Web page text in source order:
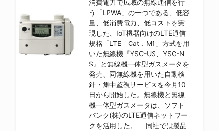
消費電力で広域の無線通信を行
う「LPWA」の一つである、低容
量、低消費電力、低コストを実
現した、IoT機器向けのLTE通信
規格「LTE Cat．M1」方式を用
いた無線機『YSC-US、YSC-N
S』と無線機一体型ガスメータを
発売、同無線機を用いた自動検
針・集中監視サービスを今月10
日から開始した。無線機と無線
機一体型ガスメータは、ソフト
バンク(株)のLTE通信ネットワー
クを活用した。 同社では製品